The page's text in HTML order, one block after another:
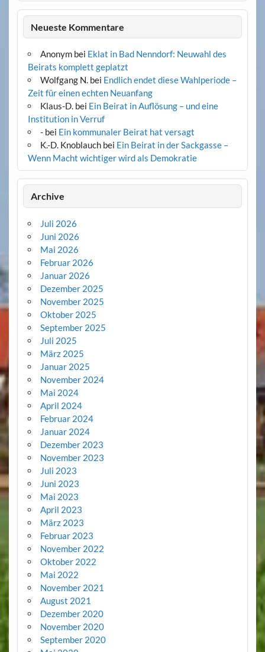
Neueste Kommentare
Anonymbei Eklat in Bad Nenndorf: Neuwahl des
Beirats komplett geplatzt
Wolfgang N.bei Endlich endet diese Wahlperiode –
Zeit für einen echten Neuanfang
Klaus-D.bei Ein Beirat in Auflösung – und eine
Institution in Verruf
-bei Ein kommunaler Beirat hat versagt
K.-D. Knoblauchbei Ein Beirat in der Sackgasse –
Wenn Macht wichtiger wird als Demokratie
Archive
Juli 2026
Juni 2026
Mai 2026
Februar 2026
Januar 2026
Dezember 2025
November 2025
Oktober 2025
September 2025
Juli 2025
März 2025
Januar 2025
November 2024
Mai 2024
April 2024
Februar 2024
Januar 2024
Dezember 2023
November 2023
Juli 2023
Juni 2023
Mai 2023
April 2023
März 2023
Februar 2023
November 2022
Oktober 2022
Mai 2022
November 2021
August 2021
Dezember 2020
November 2020
September 2020